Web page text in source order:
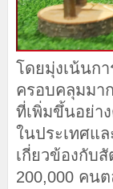
โดยมุ่งเน้นก
ครอบคลุมมา
ที่เพิ่มขึ้นอย่า
ในประเทศแ
เกี่ยวข้องกับ
200,000 คน